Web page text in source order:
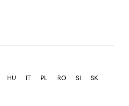
HU IT PL RO SI
SK